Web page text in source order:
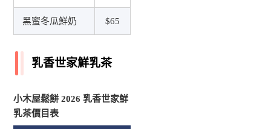
黑蜜冬瓜鮮奶 $65
乳香世家鮮乳茶
小木屋鬆餅 2026 乳香世家鮮
乳茶價目表